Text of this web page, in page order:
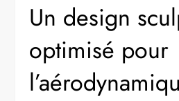
Un design
optimisé pour